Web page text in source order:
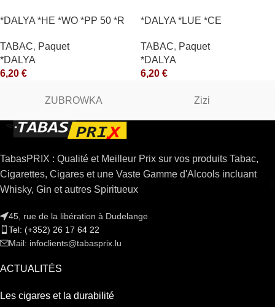
*DALYA *HE *WO *PP 50 *R
TABAC, Paquet
*DALYA
6,20 €
*DALYA *LUE *CE
TABAC, Paquet
*DALYA
6,20 €
ZUBROWKA Zizi
TabasPRIX : Qualité et Meilleur Prix sur vos produits Tabac,
Cigarettes, Cigares et une Vaste Gamme d'Alcools incluant
Whisky, Gin et autres Spiritueux
45, rue de la libération à Dudelange
Tel: (+352) 26 17 64 22
Mail: infoclients@tabasprix.lu
ACTUALITÉS
Les cigares et la durabilité